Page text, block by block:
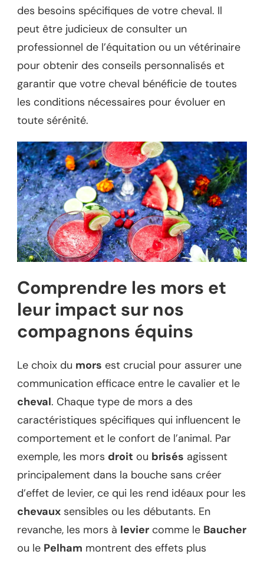
des besoins spécifiques de votre cheval. Il
peut être judicieux de consulter un
professionnel de l’équitation ou un vétérinaire
pour obtenir des conseils personnalisés et
garantir que votre cheval bénéficie de toutes
les conditions nécessaires pour évoluer en
toute sérénité.
Comprendre les mors et
leur impact sur nos
compagnons équins
Le choix du mors est crucial pour assurer une
communication efficace entre le cavalier et le
cheval. Chaque type de mors a des
caractéristiques spécifiques qui influencent le
comportement et le confort de l’animal. Par
exemple, les mors droit ou brisés agissent
principalement dans la bouche sans créer
d’effet de levier, ce qui les rend idéaux pour les
chevaux sensibles ou les débutants. En
revanche, les mors à levier comme le Baucher
ou le Pelham montrent des effets plus